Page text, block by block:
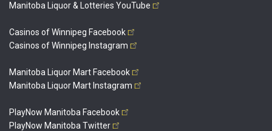
Manitoba Liquor & Lotteries YouTube
Casinos of Winnipeg Facebook
Casinos of Winnipeg Instagram
Manitoba Liquor Mart Facebook
Manitoba Liquor Mart Instagram
PlayNow Manitoba Facebook
PlayNow Manitoba Twitter